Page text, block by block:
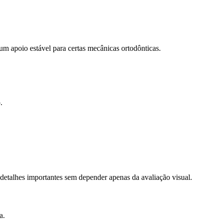
apoio estável para certas mecânicas ortodônticas.
importantes sem depender apenas da avaliação visual.